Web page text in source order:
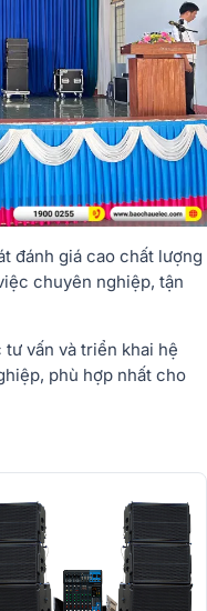
đánh giá cao chất lượng
chuyên nghiệp, tận
tư vấn và triển khai hệ
phù hợp nhất cho